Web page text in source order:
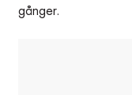
gånger.